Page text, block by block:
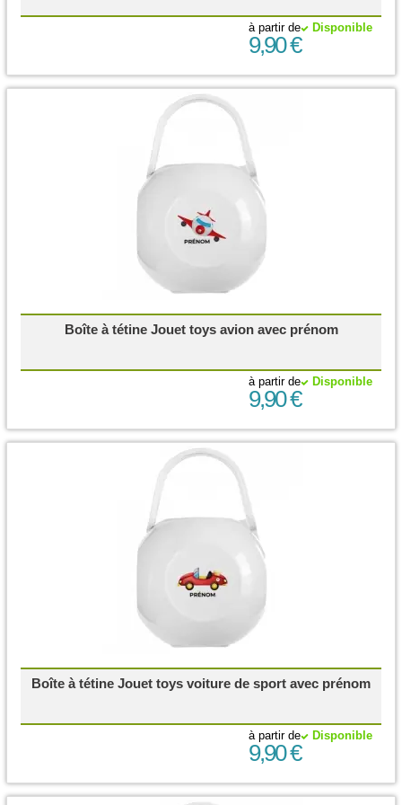
Disponible
à partir de
9,90 €
Boîte à tétine Jouet toys avion avec prénom
Disponible
à partir de
9,90 €
Boîte à tétine Jouet toys voiture de sport avec prénom
Disponible
à partir de
9,90 €